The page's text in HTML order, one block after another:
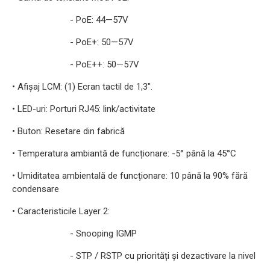
- PoE: 44—57V
- PoE+: 50—57V
- PoE++: 50—57V
• Afișaj LCM: (1) Ecran tactil de 1,3".
• LED-uri: Porturi RJ45: link/activitate
• Buton: Resetare din fabrică
• Temperatura ambiantă de funcționare: -5° până la 45°C
• Umiditatea ambientală de funcționare: 10 până la 90% fără
condensare
• Caracteristicile Layer 2:
- Snooping IGMP
- STP / RSTP cu priorități și dezactivare la nivel